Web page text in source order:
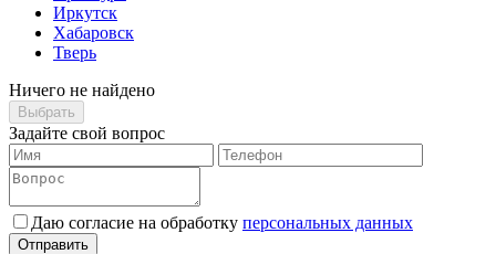
Иркутск
Хабаровск
Тверь
Ничего не найдено
Выбрать
Задайте свой вопрос
Даю согласие на обработку персональных данных
Отправить